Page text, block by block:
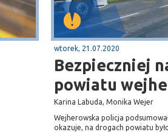
wtorek, 21.07.2020
Bezpieczniej
powiatu
Karina Labuda, Monika Wejer
Wejherowska policja
okazuje, na drogach powiatu
Puck
Przystań, molo